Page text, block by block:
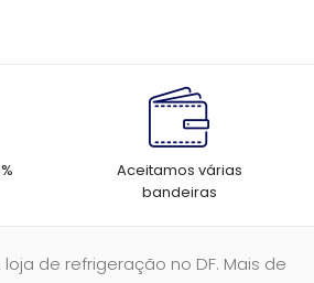
Aceitamos várias
bandeiras
loja de refrigeração no DF. Mais de